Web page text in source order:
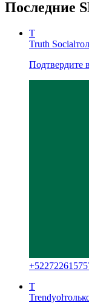
Последние
T
Truth Social
Подтвердите
+
T
Trendyol